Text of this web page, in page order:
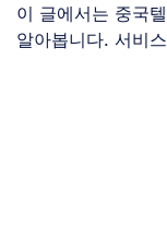
이 글에서는 중국
알아봅니다. 서비